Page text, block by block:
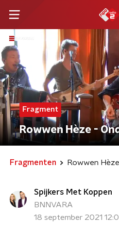
Fragment
Rowwen Hèze -
Fragmenten Rowwen
Spijkers Met Koppen
BNNVARA
18 september 2021